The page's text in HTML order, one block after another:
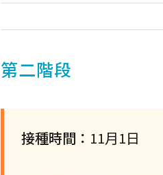
第二階段
接種時間： 11月1日